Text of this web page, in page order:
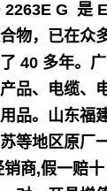
G 是
物，已在众
40 多年。
品、电缆、
品。 山东福
等地区原厂
销商,假一赔